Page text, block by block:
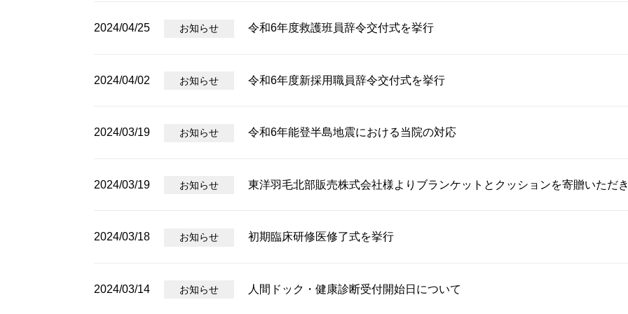
2024/04/25 お知らせ 令和6年度救護班員辞令交付式を挙行
2024/04/02 お知らせ 令和6年度新採用職員辞令交付式を挙行
2024/03/19 お知らせ 令和6年能登半島地震における当院の対応
2024/03/19 お知らせ 東洋羽毛北部販売株式会社様よりブランケットとクッションを寄贈いただ
2024/03/18 お知らせ 初期臨床研修医修了式を挙行
2024/03/14 お知らせ 人間ドック・健康診断受付開始日について